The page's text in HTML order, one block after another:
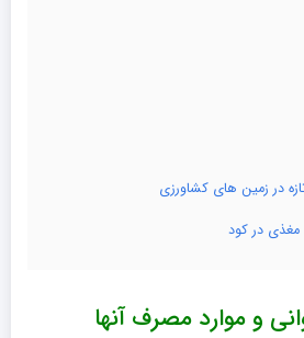
در زمین های کشاورزی
مغذی در کود
و موارد مصرف آنها